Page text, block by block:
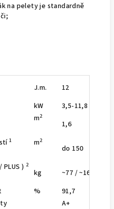
na pelety je standardně
J.m. 12
kW 3,5-11,8
m2
1,6
1 m2
do 150
) 2
kg ~77 / ~160
% 91,7
A+